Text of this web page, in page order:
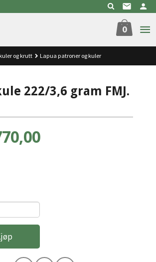
0
og krutt Lapua patroner og kuler
222/3,6 gram FMJ.